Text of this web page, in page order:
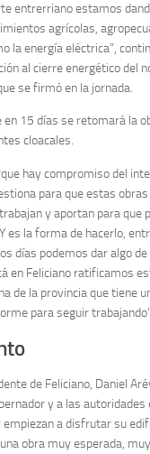
entrerriano estamos
agrícolas,
la energía eléctrica”,
al cierre energético del
se firmó en la jornada.
15 días se retomará la
cloacales.
hay compromiso del
para que estas
y aportan para que
es la forma de hacerlo,
días podemos dar algo
en Feliciano ratificamos
de la provincia que tiene
para seguir
de Feliciano, Daniel
y a las autoridades
empiezan a disfrutar su
obra muy esperada,